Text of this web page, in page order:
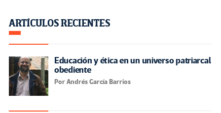
ARTÍCULOS RECIENTES
Educación y ética en un universo patriarcal
obediente
Por Andrés García Barrios